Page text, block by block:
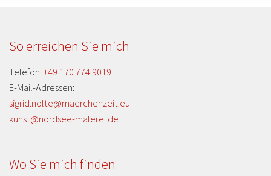
So erreichen Sie mich
Telefon: +49 170 774 9019
E-Mail-Adressen:
sigrid.nolte@maerchenzeit.eu
kunst@nordsee-malerei.de
Wo Sie mich finden